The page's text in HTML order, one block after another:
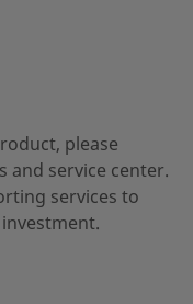
1/4 Zoll
please
and service center.
services to